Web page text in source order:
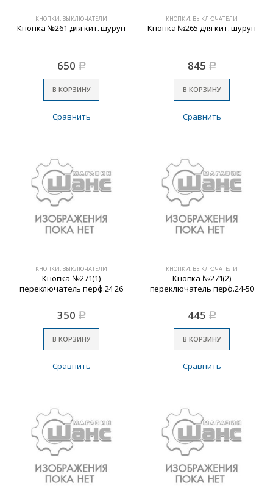
КНОПКИ, ВЫКЛЮЧАТЕЛИ
Кнопка №261 для кит. шуруп
650 Р
В КОРЗИНУ
Сравнить
КНОПКИ, ВЫКЛЮЧАТЕЛИ
Кнопка №265 для кит. шуруп
845 Р
В КОРЗИНУ
Сравнить
КНОПКИ, ВЫКЛЮЧАТЕЛИ
Кнопка №271(1)
переключатель перф.24 26
350 Р
В КОРЗИНУ
Сравнить
КНОПКИ, ВЫКЛЮЧАТЕЛИ
Кнопка №271(2)
переключатель перф.24-50
445 Р
В КОРЗИНУ
Сравнить